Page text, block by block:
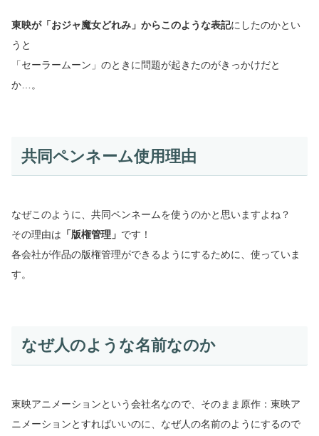
東映が「おジャ魔女どれみ」からこのような表記にしたのかとい
うと
「セーラームーン」のときに問題が起きたのがきっかけだと
か…。
共同ペンネーム使用理由
なぜこのように、共同ペンネームを使うのかと思いますよね？
その理由は 「版権管理」 です！
各会社が作品の版権管理ができるようにするために、使っていま
す。
なぜ人のような名前なのか
東映アニメーションという会社名なので、そのまま原作：東映ア
ニメーションとすればいいのに、なぜ人の名前のようにするので